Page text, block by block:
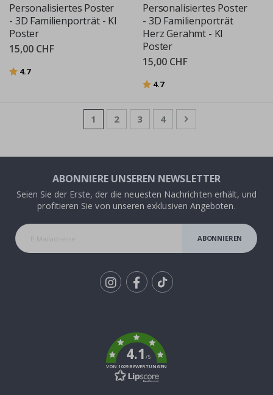
Personalisiertes Poster
- 3D Familienporträt - KI
Poster
15,00 CHF
Bewertung:
4.7von 5 Sternen
Personalisiertes Poster
- 3D Familienporträt
Herz Gerahmt - KI
Poster
15,00 CHF
Bewertung:
4.7von 5 Sternen
Seite
Sie lesen gerade die Seite
1 Seite
2 Seite
3 Seite
4 Seite
Weiter
ABONNIERE UNSEREN NEWSLETTER
Seien Sie der Erste, der die neuesten Nachrichten erhält, und
profitieren Sie von unseren exklusiven Angeboten.
ABONNIEREN
4.1/5
VON 1029 BEWERTUNGEN